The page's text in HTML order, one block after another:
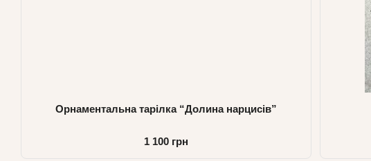
Орнаментальна тарілка “Долина нарцисів”
1 100 грн